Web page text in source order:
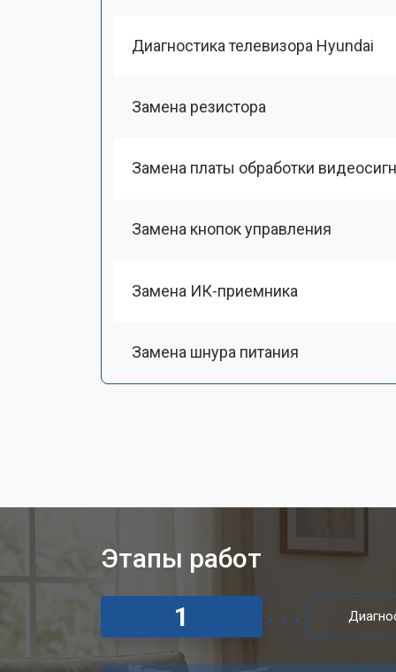
Диагностика телевизора Hyundai
Замена резистора
Замена платы обработки
Замена кнопок управления
Замена ИК-приемника
Замена шнура питания
Замена HDMI порта
Замена модуля Wi-Fi
Этапы работ
1